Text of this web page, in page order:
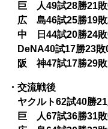
巨 人49試28勝21敗
広 島46試25勝19敗
中 日44試20勝24敗
DeNA40試17勝23敗
阪 神47試17勝29敗
・交流戦後
ヤクルト62試40勝
巨 人67試36勝31敗